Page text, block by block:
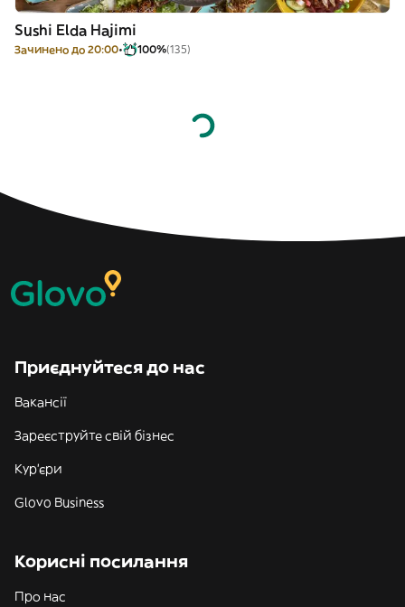
Sushi Elda Hajimi
Зачинено до 20:00 100%(135)
Приєднуйтеся до нас
Вакансії
Зареєструйте свій бізнес
Кур'єри
Glovo Business
Корисні посилання
Про нас